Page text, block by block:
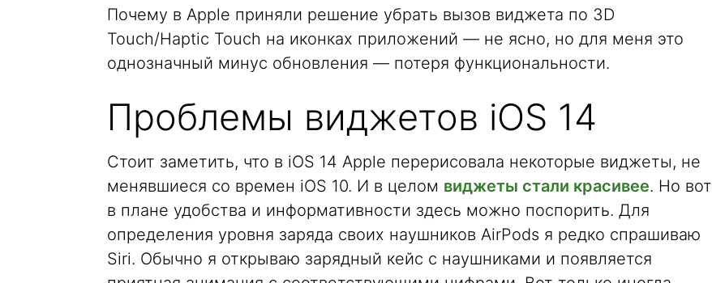
Почему в Apple приняли решение убрать вызов виджета по 3D
Touch/Haptic Touch на иконках приложений — не ясно, но для меня это
однозначный минус обновления — потеря функциональности.
Проблемы виджетов iOS 14
Стоит заметить, что в iOS 14 Apple перерисовала некоторые виджеты, не
менявшиеся со времен iOS 10. И в целом виджеты стали красивее. Но вот
в плане удобства и информативности здесь можно поспорить. Для
определения уровня заряда своих наушников AirPods я редко спрашиваю
Siri. Обычно я открываю зарядный кейс с наушниками и появляется